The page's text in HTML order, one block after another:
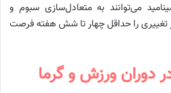
می‌توانند به متعادل‌سازی سبوم و
تغییری را حداقل چهار تا شش هفته فرصت
دوران ورزش و گرما